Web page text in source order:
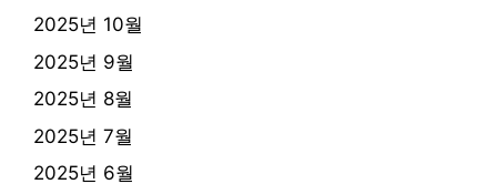
2025년 10월
2025년 9월
2025년 8월
2025년 7월
2025년 6월